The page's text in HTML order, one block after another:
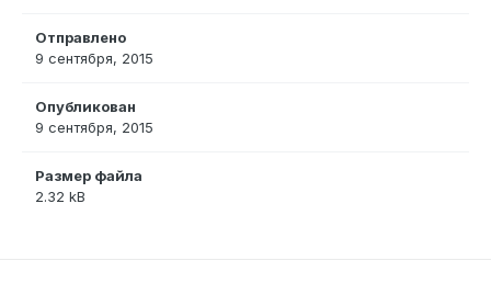
Отправлено
9 сентября, 2015
Опубликован
9 сентября, 2015
Размер файла
2.32 kB